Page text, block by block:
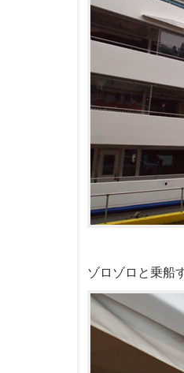
ゾロゾロと乗船